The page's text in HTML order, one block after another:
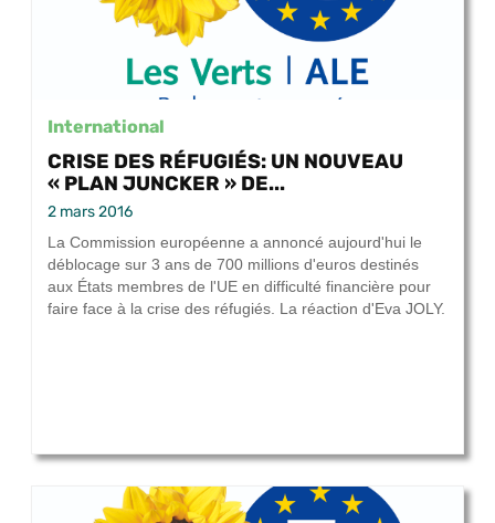
International
CRISE DES RÉFUGIÉS: UN NOUVEAU
« PLAN JUNCKER » DE...
2 mars 2016
La Commission européenne a annoncé aujourd'hui le
déblocage sur 3 ans de 700 millions d'euros destinés
aux États membres de l'UE en difficulté financière pour
faire face à la crise des réfugiés. La réaction d'Eva JOLY.